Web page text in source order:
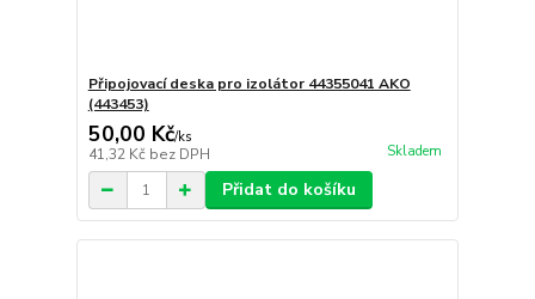
Připojovací deska pro izolátor 44355041 AKO
(443453)
50,00 Kč/ks
41,32 Kč bez DPH Skladem
Přidat do košíku